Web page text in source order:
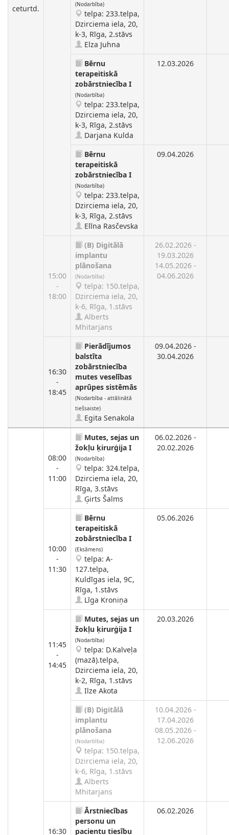
ceturtd. (Nodarbība)
telpa: 233.telpa,
Dzirciema iela, 20,
k-3, Rīga, 2.stāvs
Elza Juhna
Bērnu
terapeitiskā
zobārstniecība I
(Nodarbība)
telpa: 233.telpa,
Dzirciema iela, 20,
k-3, Rīga, 2.stāvs
Darjana Kulda
12.03.2026
Bērnu
terapeitiskā
zobārstniecība I
(Nodarbība)
telpa: 233.telpa,
Dzirciema iela, 20,
k-3, Rīga, 2.stāvs
Elīna Rasčevska
09.04.2026
15:00
-
18:00
(B) Digitālā
implantu
plānošana
(Nodarbība)
telpa: 150.telpa,
Dzirciema iela, 20,
k-6, Rīga, 1.stāvs
Alberts
Mhitarjans
26.02.2026 -
19.03.2026
14.05.2026 -
04.06.2026
16:30
-
18:45
Pierādījumos
balstīta
zobārstniecība
mutes veselības
aprūpes sistēmās
(Nodarbība - attālinātā
tiešsaiste)
Egita Senakola
09.04.2026 -
30.04.2026
08:00
-
11:00
Mutes, sejas un
žokļu ķirurģija I
(Nodarbība)
telpa: 324.telpa,
Dzirciema iela, 20,
Rīga, 3.stāvs
Ģirts Šalms
06.02.2026 -
20.02.2026
10:00
-
11:30
Bērnu
terapeitiskā
zobārstniecība I
(Eksāmens)
telpa: A-
127.telpa,
Kuldīgas iela, 9C,
Rīga, 1.stāvs
Līga Kroniņa
05.06.2026
11:45
-
14:45
Mutes, sejas un
žokļu ķirurģija I
(Nodarbība)
telpa: D.Kalveļa
(mazā).telpa,
Dzirciema iela, 20,
k-2, Rīga, 1.stāvs
Ilze Akota
20.03.2026
(B) Digitālā
implantu
plānošana
(Nodarbība)
telpa: 150.telpa,
Dzirciema iela, 20,
k-6, Rīga, 1.stāvs
Alberts
Mhitarjans
10.04.2026 -
17.04.2026
08.05.2026 -
12.06.2026
16:30
Ārstniecības
personu un
pacientu tiesību
06.02.2026